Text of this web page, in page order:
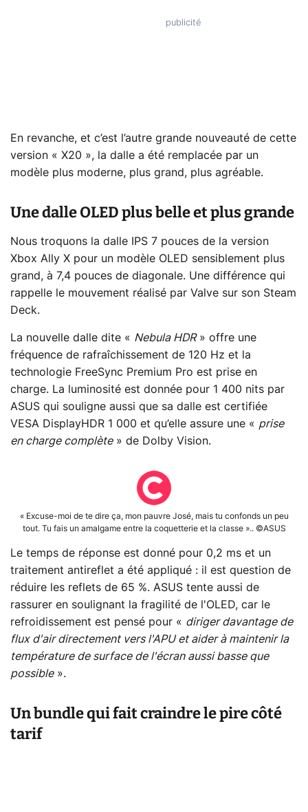
En revanche, et c’est l’autre grande nouveauté de cette
version « X20 », la dalle a été remplacée par un
modèle plus moderne, plus grand, plus agréable.
Une dalle OLED plus belle et plus grande
Nous troquons la dalle IPS 7 pouces de la version
Xbox Ally X pour un modèle OLED sensiblement plus
grand, à 7,4 pouces de diagonale. Une différence qui
rappelle le mouvement réalisé par Valve sur son Steam
Deck.
La nouvelle dalle dite « Nebula HDR» offre une
fréquence de rafraîchissement de 120 Hz et la
technologie FreeSync Premium Pro est prise en
charge. La luminosité est donnée pour 1 400 nits par
ASUS qui souligne aussi que sa dalle est certifiée
VESA DisplayHDR 1 000 et qu’elle assure une « prise
en charge complète» de Dolby Vision.
« Excuse-moi de te dire ça, mon pauvre José, mais tu confonds un peu
tout. Tu fais un amalgame entre la coquetterie et la classe ».. ©ASUS
Le temps de réponse est donné pour 0,2 ms et un
traitement antireflet a été appliqué : il est question de
réduire les reflets de 65 %. ASUS tente aussi de
rassurer en soulignant la fragilité de l'OLED, car le
refroidissement est pensé pour « diriger davantage de
flux d'air directement vers l'APU et aider à maintenir la
température de surface de l'écran aussi basse que
possible».
Un bundle qui fait craindre le pire côté
tarif